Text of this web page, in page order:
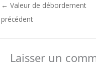
← Valeur de débordement
précédent
Laisser un